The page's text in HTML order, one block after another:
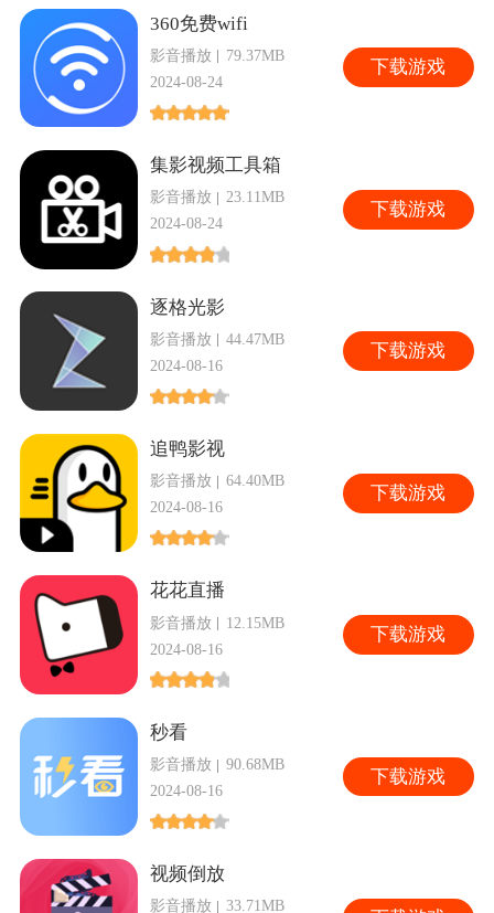
360免费wifi
影音播放
79.37MB
2024-08-24
下载游戏
集影视频工具箱
影音播放
23.11MB
2024-08-24
下载游戏
逐格光影
影音播放
44.47MB
2024-08-16
下载游戏
追鸭影视
影音播放
64.40MB
2024-08-16
下载游戏
花花直播
影音播放
12.15MB
2024-08-16
下载游戏
秒看
影音播放
90.68MB
2024-08-16
下载游戏
视频倒放
影音播放
33.71MB